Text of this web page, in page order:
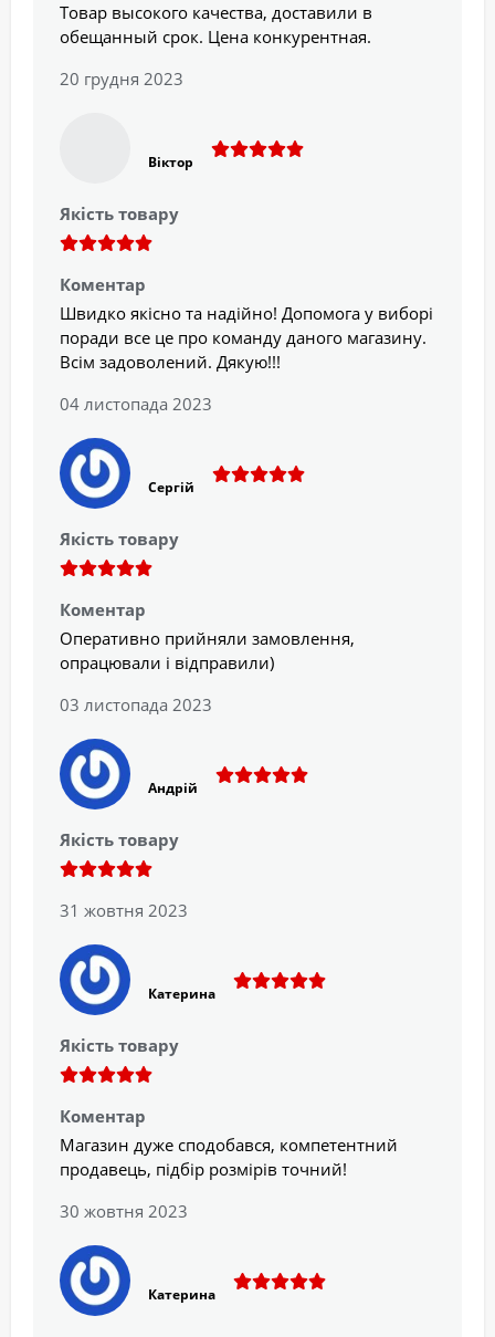
Товар высокого качества, доставили в
обещанный срок. Цена конкурентная.
20 грудня 2023
Віктор
Якість товару
Коментар
Швидко якісно та надійно! Допомога у виборі
поради все це про команду даного магазину.
Всім задоволений. Дякую!!!
04 листопада 2023
Сергій
Якість товару
Коментар
Оперативно прийняли замовлення,
опрацювали і відправили)
03 листопада 2023
Андрій
Якість товару
31 жовтня 2023
Катерина
Якість товару
Коментар
Магазин дуже сподобався, компетентний
продавець, підбір розмірів точний!
30 жовтня 2023
Катерина